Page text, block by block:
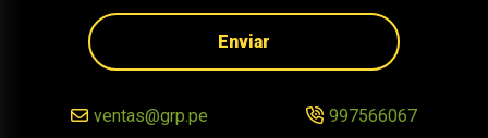
Enviar
ventas@grp.pe 997566067